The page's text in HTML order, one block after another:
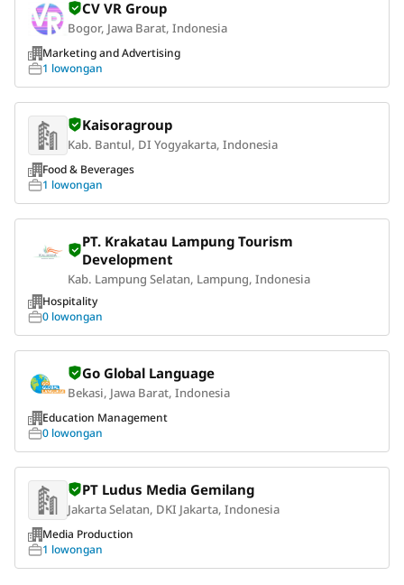
CV VR Group
Bogor, Jawa Barat, Indonesia
Marketing and Advertising
1 lowongan
Kaisoragroup
Kab. Bantul, DI Yogyakarta, Indonesia
Food & Beverages
1 lowongan
PT. Krakatau Lampung Tourism
Development
Kab. Lampung Selatan, Lampung, Indonesia
Hospitality
0 lowongan
Go Global Language
Bekasi, Jawa Barat, Indonesia
Education Management
0 lowongan
PT Ludus Media Gemilang
Jakarta Selatan, DKI Jakarta, Indonesia
Media Production
1 lowongan